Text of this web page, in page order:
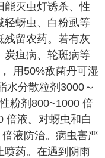
灭虫灯诱杀、性
轻蚜虫、白粉虱等
留农药。若有灰
炭疽病、轮斑病等
用50%敌菌丹可湿
水分散粒剂3000～
粉剂800~1000 倍
倍液。对蚜虫和白
液防治。病虫害严
喷药。在遇到阴雨